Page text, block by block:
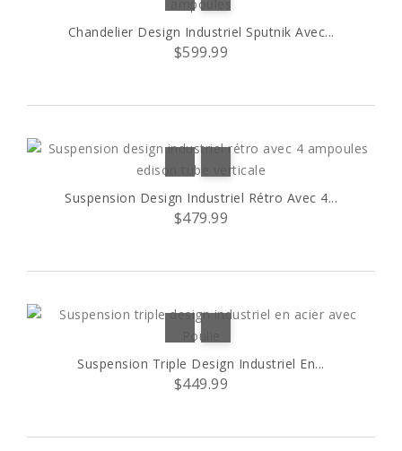
Chandelier Design Industriel Sputnik Avec...
$599.99
Suspension Design Industriel Rétro Avec 4...
$479.99
Suspension Triple Design Industriel En...
$449.99